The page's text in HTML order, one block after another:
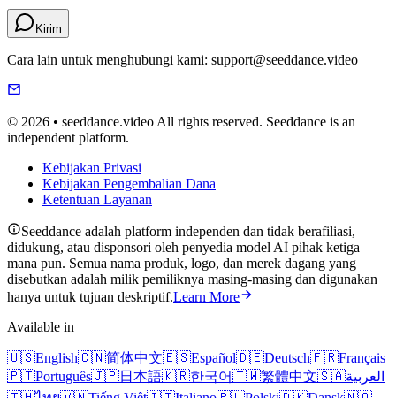
Kirim
Cara lain untuk menghubungi kami: support@seeddance.video
© 2026 • seeddance.video All rights reserved. Seeddance is an
independent platform.
Kebijakan Privasi
Kebijakan Pengembalian Dana
Ketentuan Layanan
Seeddance adalah platform independen dan tidak berafiliasi,
didukung, atau disponsori oleh penyedia model AI pihak ketiga
mana pun. Semua nama produk, logo, dan merek dagang yang
disebutkan adalah milik pemiliknya masing-masing dan digunakan
hanya untuk tujuan deskriptif.Learn More
Available in
🇺🇸English🇨🇳简体中文🇪🇸Español🇩🇪Deutsch🇫🇷Français
🇵🇹Português🇯🇵日本語🇰🇷한국어🇹🇼繁體中文🇸🇦العربية